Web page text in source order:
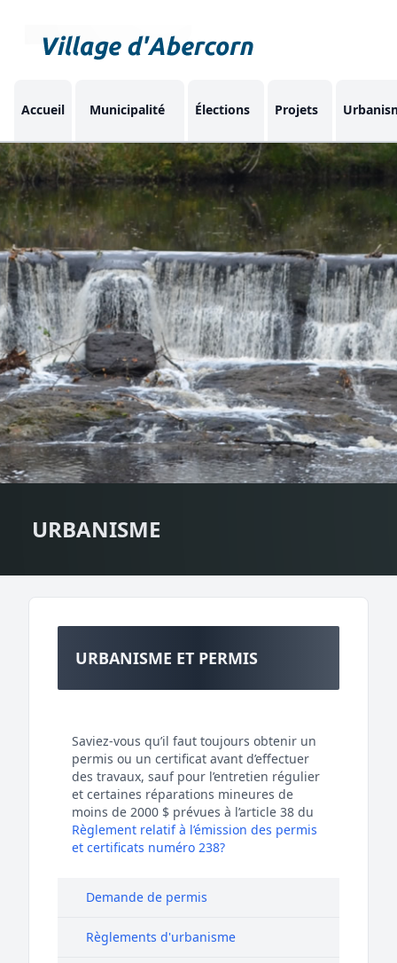
Accueil Municipalité Élections Projets
URBANISME
URBANISME ET PERMIS
Saviez-vous qu’il faut toujours obtenir un
permis ou un certificat avant d’effectuer
des travaux, sauf pour l’entretien régulier
et certaines réparations mineures de
moins de 2000 $ prévues à l’article 38 du
Règlement relatif à l’émission des permis
et certificats numéro 238?
Demande de permis
Règlements d'urbanisme